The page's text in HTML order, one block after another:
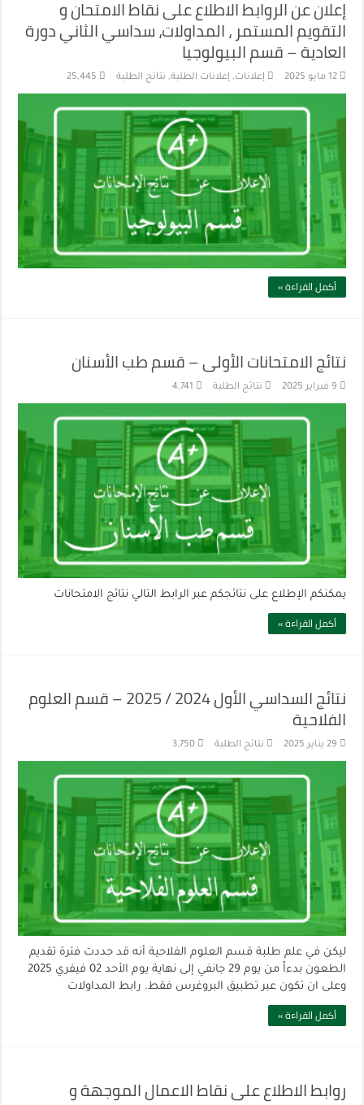
إعلان عن الروابط الاطلاع على نقاط الامتحان و
التقويم المستمر ، المداولات، سداسي الثاني دورة
العادية – قسم البيولوجيا
12 مايو 2025 إعلانات, إعلانات الطلبة, نتائج الطلبة 25,445
أكمل القراءة »
نتائج الامتحانات الأولى – قسم طب الأسنان
9 فبراير 2025 نتائج الطلبة 4,741
يمكنكم الإطلاع على نتائجكم عبر الرابط التالي نتائج الامتحانات
أكمل القراءة »
نتائج السداسي الأول 2024 / 2025 – قسم العلوم
الفلاحية
29 يناير 2025 نتائج الطلبة 3,750
ليكن في علم طلبة قسم العلوم الفلاحية أنه قد حددت فترة تقديم
الطعون بدءاً من يوم 29 جانفي إلى نهاية يوم الأحد 02 فيفري 2025
وعلى ان تكون عبر تطبيق البروغرس فقط. رابط المداولات
أكمل القراءة »
روابط الاطلاع على نقاط الاعمال الموجهة و